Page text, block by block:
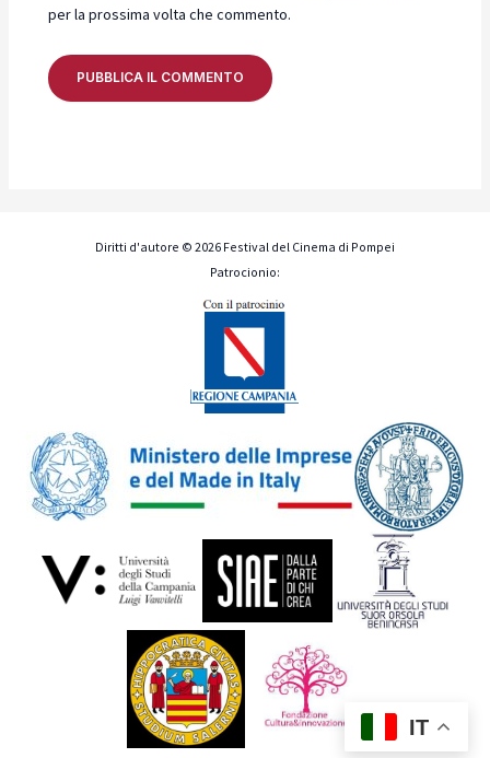
per la prossima volta che commento.
Diritti d'autore © 2026 Festival del Cinema di Pompei
Patrocionio:
IT